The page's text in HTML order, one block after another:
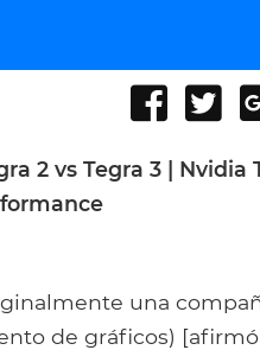
Share
2 vs Tegra 3 |
una
de gráficos)